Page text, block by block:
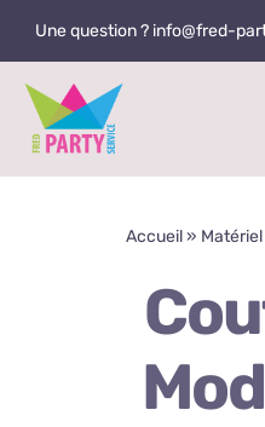
content
Une question ? info@fred-
Accueil» Matériel